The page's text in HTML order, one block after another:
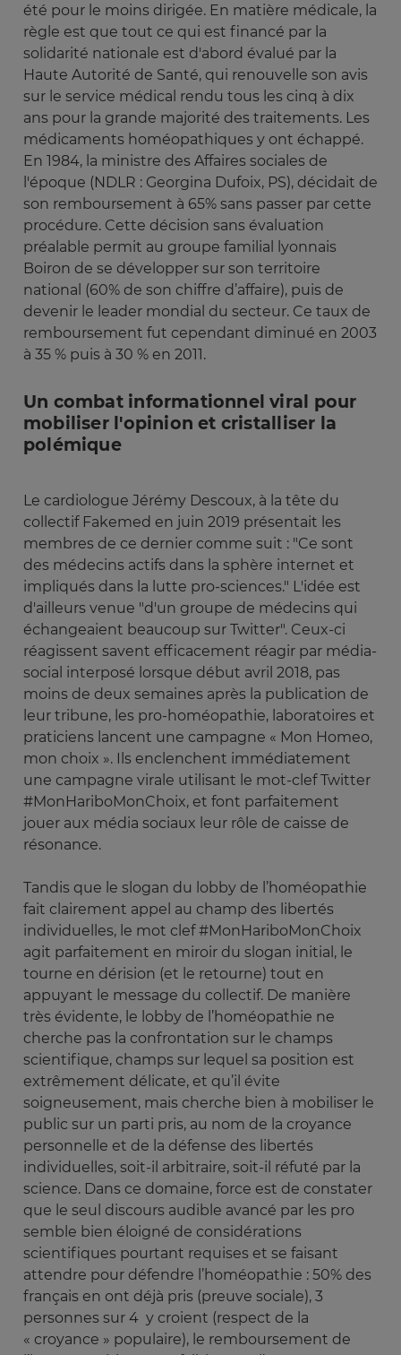
été pour le moins dirigée. En matière médicale, la
règle est que tout ce qui est financé par la
solidarité nationale est d'abord évalué par la
Haute Autorité de Santé, qui renouvelle son avis
sur le service médical rendu tous les cinq à dix
ans pour la grande majorité des traitements. Les
médicaments homéopathiques y ont échappé.
En 1984, la ministre des Affaires sociales de
l'époque (NDLR : Georgina Dufoix, PS), décidait de
son remboursement à 65% sans passer par cette
procédure. Cette décision sans évaluation
préalable permit au groupe familial lyonnais
Boiron de se développer sur son territoire
national (60% de son chiffre d’affaire), puis de
devenir le leader mondial du secteur. Ce taux de
remboursement fut cependant diminué en 2003
à 35 % puis à 30 % en 2011.
Un combat informationnel viral pour
mobiliser l'opinion et cristalliser la
polémique
Le cardiologue Jérémy Descoux, à la tête du
collectif Fakemed en juin 2019 présentait les
membres de ce dernier comme suit : "Ce sont
des médecins actifs dans la sphère internet et
impliqués dans la lutte pro-sciences." L'idée est
d'ailleurs venue "d'un groupe de médecins qui
échangeaient beaucoup sur Twitter". Ceux-ci
réagissent savent efficacement réagir par média-
social interposé lorsque début avril 2018, pas
moins de deux semaines après la publication de
leur tribune, les pro-homéopathie, laboratoires et
praticiens lancent une campagne « Mon Homeo,
mon choix ». Ils enclenchent immédiatement
une campagne virale utilisant le mot-clef Twitter
#MonHariboMonChoix, et font parfaitement
jouer aux média sociaux leur rôle de caisse de
résonance.
Tandis que le slogan du lobby de l’homéopathie
fait clairement appel au champ des libertés
individuelles, le mot clef #MonHariboMonChoix
agit parfaitement en miroir du slogan initial, le
tourne en dérision (et le retourne) tout en
appuyant le message du collectif. De manière
très évidente, le lobby de l’homéopathie ne
cherche pas la confrontation sur le champs
scientifique, champs sur lequel sa position est
extrêmement délicate, et qu’il évite
soigneusement, mais cherche bien à mobiliser le
public sur un parti pris, au nom de la croyance
personnelle et de la défense des libertés
individuelles, soit-il arbitraire, soit-il réfuté par la
science. Dans ce domaine, force est de constater
que le seul discours audible avancé par les pro
semble bien éloigné de considérations
scientifiques pourtant requises et se faisant
attendre pour défendre l’homéopathie : 50% des
français en ont déjà pris (preuve sociale), 3
personnes sur 4 y croient (respect de la
« croyance » populaire), le remboursement de